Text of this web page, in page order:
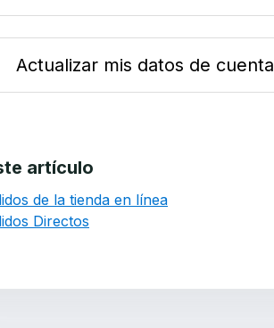
Actualizar mis datos de cuenta
artículo
de la tienda en línea
Directos